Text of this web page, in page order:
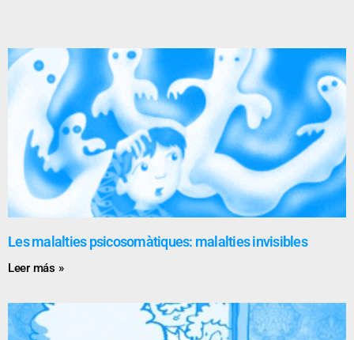
Les malalties psicosomàtiques: malalties invisibles
Leer más »